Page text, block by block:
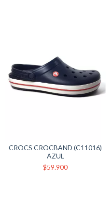
CROCS CROCBAND (C11016)
AZUL
$59.900